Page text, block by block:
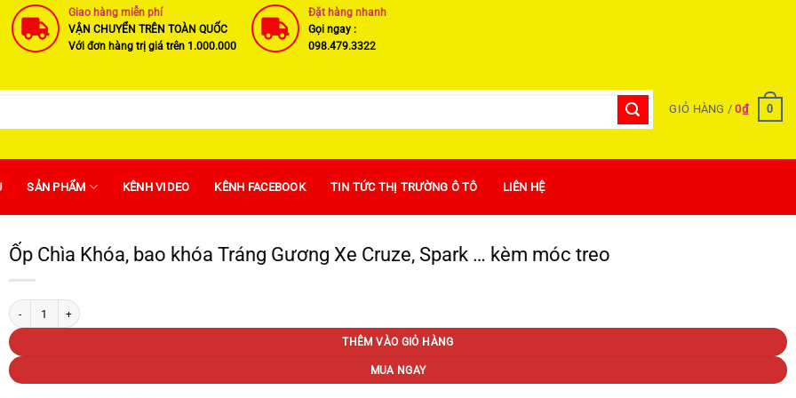
Giao hàng miễn phí
VẬN CHUYỂN TRÊN TOÀN QUỐC
Với đơn hàng trị giá trên 1.000.000
Đặt hàng nhanh
Gọi ngay :
098.479.3322
GIỎ HÀNG /0₫ 0
SẢN PHẨM KÊNH VIDEO KÊNH FACEBOOK TIN TỨC THỊ TRƯỜNG Ô TÔ LIÊN HỆ
Ốp Chìa Khóa, bao khóa Tráng Gương Xe Cruze, Spark … kèm móc treo
Ốp Chìa Khóa, bao khóa Tráng Gương Xe Cruze, Spark ... kèm móc treo số lượng
THÊM VÀO GIỎ HÀNG
MUA NGAY